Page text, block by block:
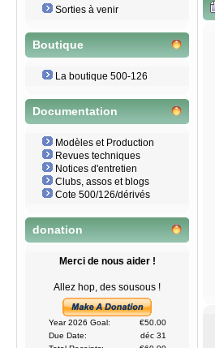
Sorties à venir
Boutique
La boutique 500-126
Documentation
Modèles et Production
Revues techniques
Notices d'entretien
Clubs, assos et blogs
Cote 500/126/dérivés
donation
Merci de nous aider !
Allez hop, des sousous !
Year 2026 Goal:
€50.00
Due Date:
déc 31